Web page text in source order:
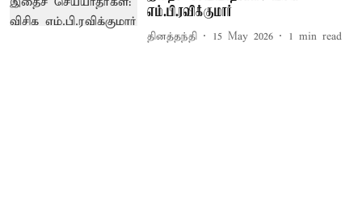
எம்.பி.ரவிக்குமார்
தினத்தந்தி 15 May 2026 1 min read